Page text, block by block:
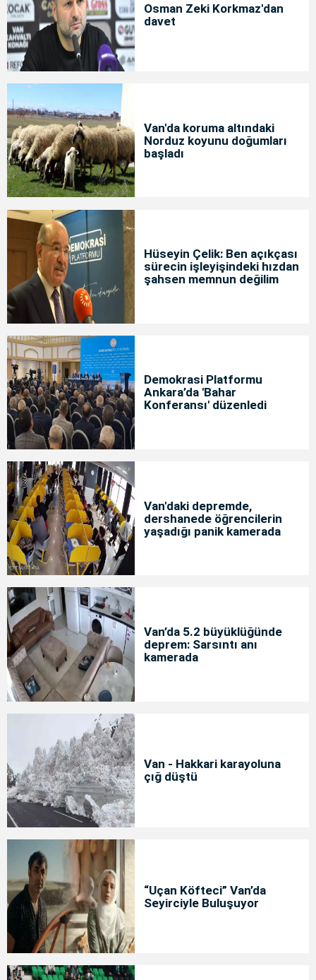
Osman Zeki Korkmaz'dan
davet
Van'da koruma altındaki
Norduz koyunu doğumları
başladı
Hüseyin Çelik: Ben açıkçası
sürecin işleyişindeki hızdan
şahsen memnun değilim
Demokrasi Platformu
Ankara’da 'Bahar
Konferansı' düzenledi
Van'daki depremde,
dershanede öğrencilerin
yaşadığı panik kamerada
Van’da 5.2 büyüklüğünde
deprem: Sarsıntı anı
kamerada
Van - Hakkari karayoluna
çığ düştü
“Uçan Köfteci” Van’da
Seyirciyle Buluşuyor